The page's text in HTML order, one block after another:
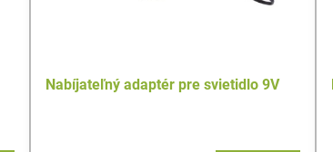
Nabíjateľný adaptér pre svietidlo 9V